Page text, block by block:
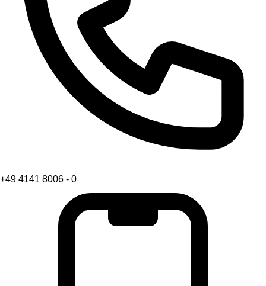
+49 4141 8006 - 0